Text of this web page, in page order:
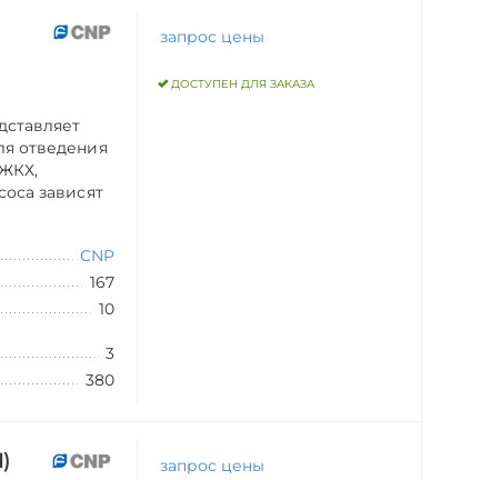
отведения
зависят
CNP
167
10
3
380
запрос цены
ДОСТУПЕН ДЛЯ ЗАКАЗА
запрос цены